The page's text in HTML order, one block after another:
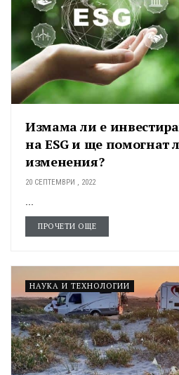
Измама ли е
на ESG и ще помогнат
изменения?
20 СЕПТЕМВРИ , 2022
ПРОЧЕТИ ОЩЕ
НАУКА И ТЕХНОЛОГИИ